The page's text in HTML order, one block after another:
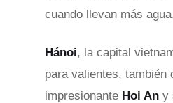
cuando llevan más
Hánoi, la capital
para valientes, también
impresionante Hoi An y